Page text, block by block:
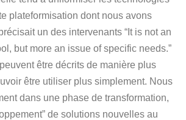
plateformisation dont nous avons
un des intervenants “It is not an
but more an issue of specific needs.”
être décrits de manière plus
être utiliser plus simplement. Nous
dans une phase de transformation,
de solutions nouvelles au